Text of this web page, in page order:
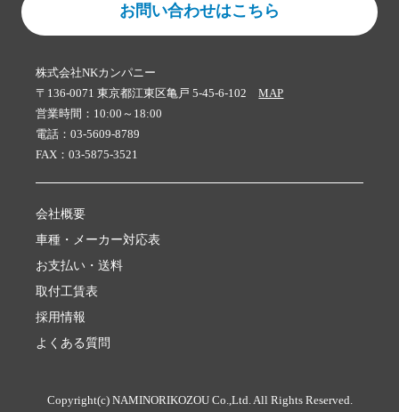
お問い合わせはこちら
株式会社NKカンパニー
〒136-0071 東京都江東区亀戸 5-45-6-102MAP
営業時間：10:00～18:00
電話：03-5609-8789
FAX：03-5875-3521
会社概要
車種・メーカー対応表
お支払い・送料
取付工賃表
採用情報
よくある質問
Copyright(c) NAMINORIKOZOU Co.,Ltd. All Rights Reserved.